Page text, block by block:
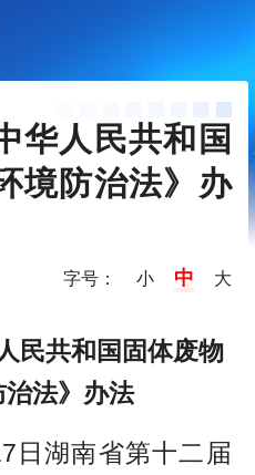
华人民共和国
境防治法》办
字号： 小 中 大
民共和国固体废物
法》办法
日湖南省第十二届